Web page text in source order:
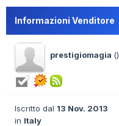
Informazioni Venditore
prestigiomagia ()
Iscritto dal 13 Nov. 2013
in Italy